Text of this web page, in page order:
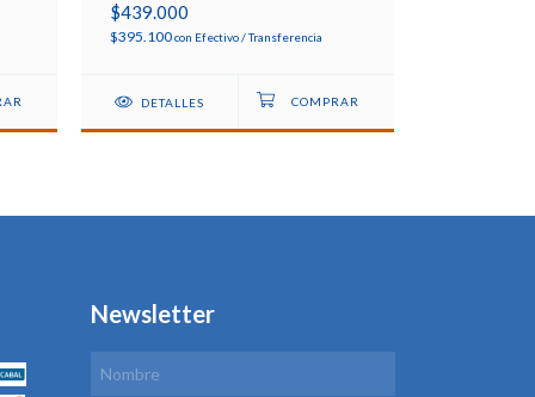
$439.000
$395.100con Efectivo / Transferencia
DETALLES
Newsletter